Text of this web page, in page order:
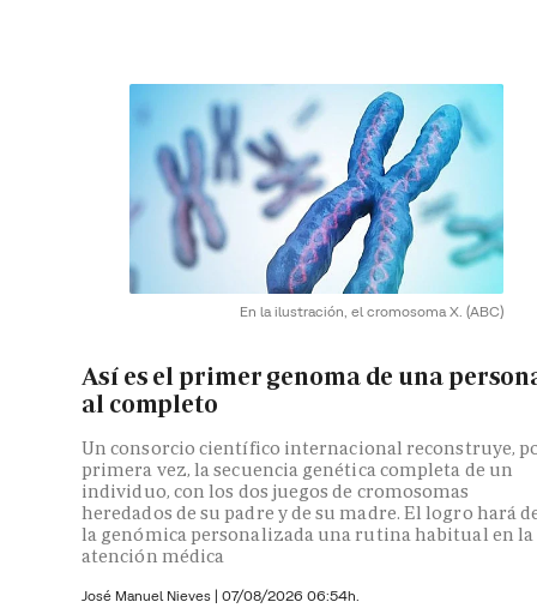
En la ilustración, el cromosoma X. (ABC)
Así es el primer genoma de una
al completo
Un consorcio científico internacional reconstruye,
primera vez, la secuencia genética completa de un
individuo, con los dos juegos de cromosomas
heredados de su padre y de su madre. El logro hará
la genómica personalizada una rutina habitual en la
atención médica
José Manuel Nieves | 07/08/2026 06:54h.